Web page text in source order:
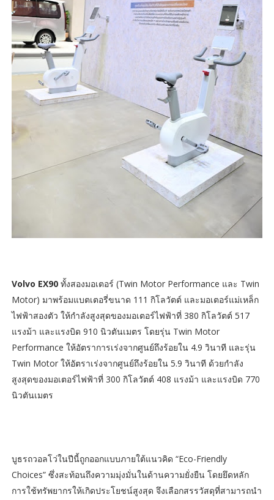
Volvo EX90 ทั้งสองมอเตอร์ (Twin Motor Performance และ Twin
Motor) มาพร้อมแบตเตอรี่ขนาด 111 กิโลวัตต์ และมอเตอร์แม่เหล็ก
ไฟฟ้าสองตัว ให้กำลังสูงสุดของมอเตอร์ไฟฟ้าที่ 380 กิโลวัตต์ 517
แรงม้า และแรงบิด 910 นิวตันเมตร โดยรุ่น Twin Motor
Performance ให้อัตราการเร่งจากศูนย์ถึงร้อยใน 4.9 วินาที และรุ่น
Twin Motor ให้อัตราเร่งจากศูนย์ถึงร้อยใน 5.9 วินาที ด้วยกำลัง
สูงสุดของมอเตอร์ไฟฟ้าที่ 300 กิโลวัตต์ 408 แรงม้า และแรงบิด 770
นิวตันเมตร
บูธรถวอลโว่ในปีนี้ถูกออกแบบภายใต้แนวคิด “Eco-Friendly
Choices” ซึ่งสะท้อนถึงความมุ่งมั่นในด้านความยั่งยืน โดยยึดหลัก
การใช้ทรัพยากรให้เกิดประโยชน์สูงสุด จึงเลือกสรรวัสดุที่สามารถนำ